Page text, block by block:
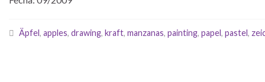
Äpfel, apples, drawing, kraft, manzanas, painting, papel, pastel,